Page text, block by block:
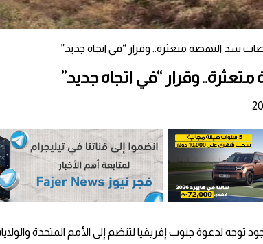
سد النهضة متعثرة.. وقرار “في اتجاه جديد”
وقرار “في اتجاه جديد”
توجه لدعوة جنوب إفريقيا لتنضم إلى الأمم المتحدة